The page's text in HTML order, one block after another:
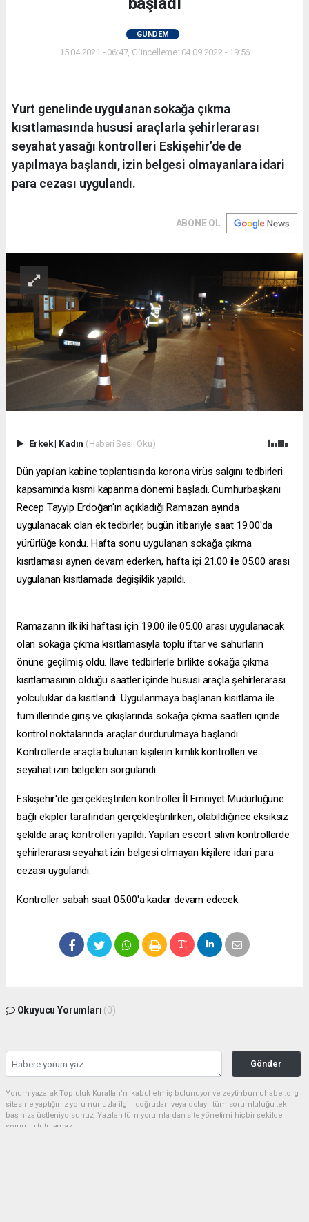
GÜNDEM
15.04.2021 - 06:47, Güncelleme: 04.09.2022 - 19:56
Yurt genelinde uygulanan sokağa çıkma
kısıtlamasında hususi araçlarla şehirlerarası
seyahat yasağı kontrolleri Eskişehir’de de
yapılmaya başlandı, izin belgesi olmayanlara idari
para cezası uygulandı.
ABONE OL
Erkek| Kadın (Haberi Sesli Oku)
Dün yapılan kabine toplantısında korona virüs salgını tedbirleri
kapsamında kısmi kapanma dönemi başladı. Cumhurbaşkanı
Recep Tayyip Erdoğan'ın açıkladığı Ramazan ayında
uygulanacak olan ek tedbirler, bugün itibariyle saat 19.00'da
yürürlüğe kondu. Hafta sonu uygulanan sokağa çıkma
kısıtlaması aynen devam ederken, hafta içi 21.00 ile 05.00 arası
uygulanan kısıtlamada değişiklik yapıldı.
Ramazanın ilk iki haftası için 19.00 ile 05.00 arası uygulanacak
olan sokağa çıkma kısıtlamasıyla toplu iftar ve sahurların
önüne geçilmiş oldu. İlave tedbirlerle birlikte sokağa çıkma
kısıtlamasının olduğu saatler içinde hususi araçla şehirlerarası
yolculuklar da kısıtlandı. Uygulanmaya başlanan kısıtlama ile
tüm illerinde giriş ve çıkışlarında sokağa çıkma saatleri içinde
kontrol noktalarında araçlar durdurulmaya başlandı.
Kontrollerde araçta bulunan kişilerin kimlik kontrolleri ve
seyahat izin belgeleri sorgulandı.
Eskişehir'de gerçekleştirilen kontroller İl Emniyet Müdürlüğüne
bağlı ekipler tarafından gerçekleştirilirken, olabildiğince eksiksiz
şekilde araç kontrolleri yapıldı. Yapılan escort silivri kontrollerde
şehirlerarası seyahat izin belgesi olmayan kişilere idari para
cezası uygulandı.
Kontroller sabah saat 05.00'a kadar devam edecek.
Okuyucu Yorumları (0)
Gönder
Yorum yazarak Topluluk Kuralları’nı kabul etmiş bulunuyor ve zeytinburnuhaber.org
sitesine yaptığınız yorumunuzla ilgili doğrudan veya dolaylı tüm sorumluluğu tek
başınıza üstleniyorsunuz. Yazılan tüm yorumlardan site yönetimi hiçbir şekilde
sorumlu tutulamaz.